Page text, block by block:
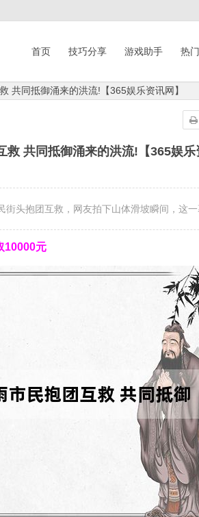
首页 技巧分享 游戏助手 热
共同抵御涌来的洪流!【365娱乐资讯网】
共同抵御涌来的洪流!【365娱乐
抱团互救，网友拍下山体滑坡瞬间，这一
10000元